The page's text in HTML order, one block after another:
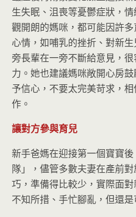
生失眠、沮喪等憂鬱症狀，
觀開朗的媽咪，都可能因許
心情，如哺乳的挫折、對新
旁長輩在一旁不斷給意見，
力。她也建議媽咪敞開心房
予信心，不要太完美苛求，
作。
讓對方參與育兒
新手爸媽在迎接第一個寶寶
隊」，儘管多數夫妻在產前
巧，準備得比較少，實際面
不知所措、手忙腳亂，但還是